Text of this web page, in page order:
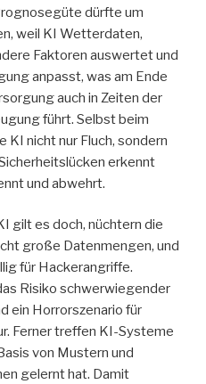
dürfte um
weil KI Wetterdaten,
Faktoren auswertet und
anpasst, was am Ende
auch in Zeiten der
führt. Selbst beim
KI nicht nur Fluch, sondern
erkennt
und abwehrt.
gilt es doch, nüchtern die
große Datenmengen, und
für Hackerangriffe.
Risiko schwerwiegender
ein Horrorszenario für
Ferner treffen KI-Systeme
von Mustern und
gelernt hat. Damit